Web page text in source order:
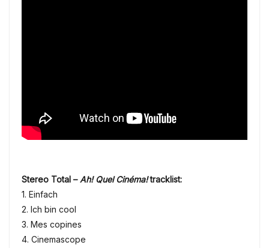
Stereo Total – Ah! Quel Cinéma!tracklist:
1. Einfach
2. Ich bin cool
3. Mes copines
4. Cinemascope